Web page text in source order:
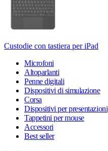
Custodie con tastiera per iPad
Microfoni
Altoparlanti
Penne digitali
Dispositivi di simulazione
Corsa
Dispositivi per presentazioni
Tappetini per mouse
Accessori
Best seller